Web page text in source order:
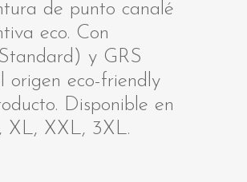
de punto canalé
eco. Con
y GRS
origen eco-friendly
Disponible en
XL, XXL, 3XL.